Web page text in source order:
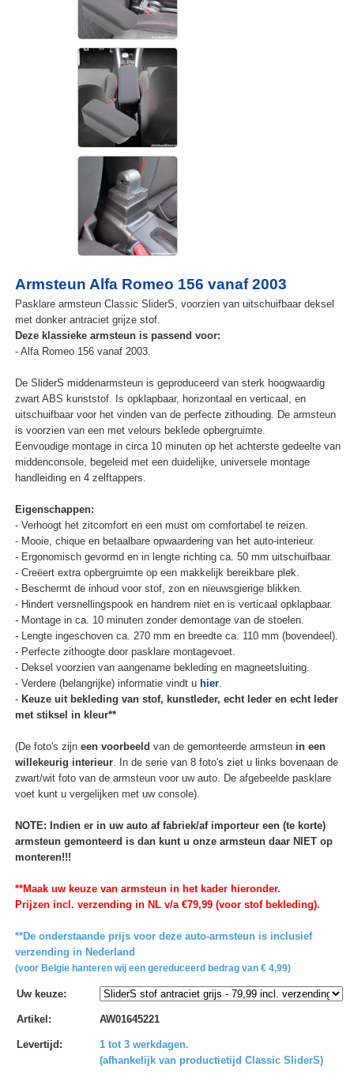
Armsteun Alfa Romeo 156 vanaf 2003
Pasklare armsteun Classic SliderS, voorzien van uitschuifbaar deksel
met donker antraciet grijze stof.
Deze klassieke armsteun is passend voor:
- Alfa Romeo 156 vanaf 2003.
De SliderS middenarmsteun is geproduceerd van sterk hoogwaardig
zwart ABS kunststof. Is opklapbaar, horizontaal en verticaal, en
uitschuifbaar voor het vinden van de perfecte zithouding. De armsteun
is voorzien van een met velours beklede opbergruimte.
Eenvoudige montage in circa 10 minuten op het achterste gedeelte van
middenconsole, begeleid met een duidelijke, universele montage
handleiding en 4 zelftappers.
Eigenschappen:
- Verhoogt het zitcomfort en een must om comfortabel te reizen.
- Mooie, chique en betaalbare opwaardering van het auto-interieur.
- Ergonomisch gevormd en in lengte richting ca. 50 mm uitschuifbaar.
- Creëert extra opbergruimte op een makkelijk bereikbare plek.
- Beschermt de inhoud voor stof, zon en nieuwsgierige blikken.
- Hindert versnellingspook en handrem niet en is verticaal opklapbaar.
- Montage in ca. 10 minuten zonder demontage van de stoelen.
- Lengte ingeschoven ca. 270 mm en breedte ca. 110 mm (bovendeel).
- Perfecte zithoogte door pasklare montagevoet.
- Deksel voorzien van aangename bekleding en magneetsluiting.
- Verdere (belangrijke) informatie vindt u hier.
- Keuze uit bekleding van stof, kunstleder, echt leder en echt leder
met stiksel in kleur**
(De foto's zijn een voorbeeld van de gemonteerde armsteun in een
willekeurig interieur. In de serie van 8 foto's ziet u links bovenaan de
zwart/wit foto van de armsteun voor uw auto. De afgebeelde pasklare
voet kunt u vergelijken met uw console).
NOTE: Indien er in uw auto af fabriek/af importeur een (te korte)
armsteun gemonteerd is dan kunt u onze armsteun daar NIET op
monteren!!!
**Maak uw keuze van armsteun in het kader hieronder.
Prijzen incl. verzending in NL v/a €79,99 (voor stof bekleding).
**De onderstaande prijs voor deze auto-armsteun is inclusief
verzending in Nederland
(voor Belgie hanteren wij een gereduceerd bedrag van € 4,99)
Uw keuze:
Artikel : AW01645221
Levertijd :
1 tot 3 werkdagen.
(afhankelijk van productietijd Classic SliderS)